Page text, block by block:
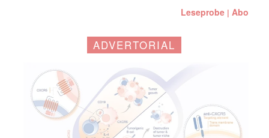
Leseprobe |Abo
ADVERTORIAL